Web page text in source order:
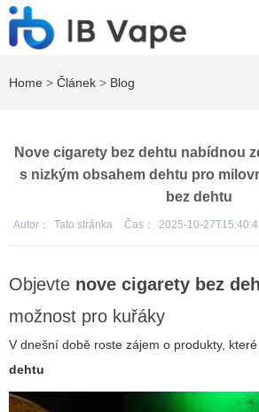
Home > Článek > Blog
Nove cigarety bez dehtu nabídnou
s nizkým obsahem dehtu pro
bez dehtu
Autor： Tato stránka Čas： 2025-10-
Objevte nove cigarety bez
možnost pro kuřáky
V dnešní době roste zájem o produkty, které
dehtu